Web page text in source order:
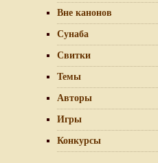
Вне канонов
Сунаба
Свитки
Темы
Авторы
Игры
Конкурсы